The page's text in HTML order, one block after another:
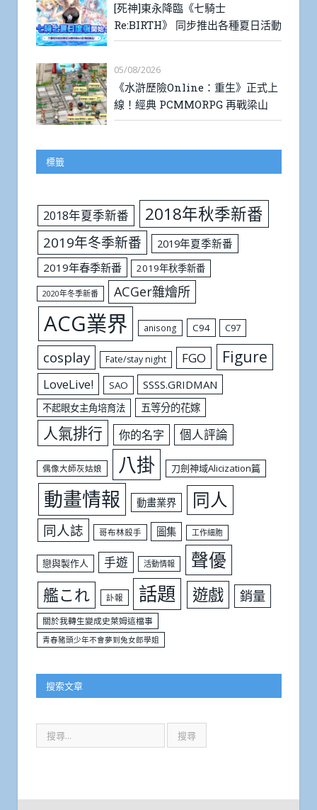
[死神]東永降臨《七騎士
Re:BIRTH》 同步推出各種夏日活動
05/08/2026
《水滸歷險Online：重生》正式上
線！經典 PCMMORPG 再戰梁山
標籤
2018年夏季新番 2018年秋季新番
2019年冬季新番
2019年夏季新番
2019年春季新番
2019年秋季新番
2020年冬季新番 ACGer雜燴所
ACG業界 anisong C94 C97
cosplay Fate/stay night FGO Figure
LoveLive! SAO SSSS.GRIDMAN
不起眼女主角培育法 五等分的花嫁
人氣排行 你的名字 個人評論
偶像大師灰姑娘 八掛 刀劍神域Alicization篇
動畫情報 動畫業界 同人
同人誌 哥布林殺手 圖集 工作細胞
戀與製作人 手遊 活動情報 聲優
艦これ 訃報 話題 遊戲 銷量
關於我轉生變成史萊姆這檔事
青春豬頭少年不會夢到兔女郎學姐
搜索文章